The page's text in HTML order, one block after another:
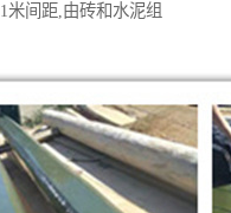
米间距,由砖和水泥组